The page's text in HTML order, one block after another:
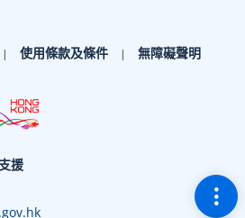
切
使用條款及條件 無障礙聲明
援